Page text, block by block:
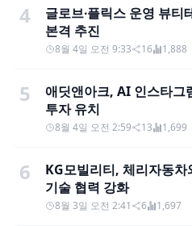
4
글로브∙플릭스 운영 뷰
본격 추진
8월 4일 오전 9:33 16 1,888
5
애딧앤아크, AI 인스타그
투자 유치
8월 4일 오전 2:59 13 1,699
6
KG모빌리티, 체리자동
기술 협력 강화
8월 3일 오전 2:41 6 1,697